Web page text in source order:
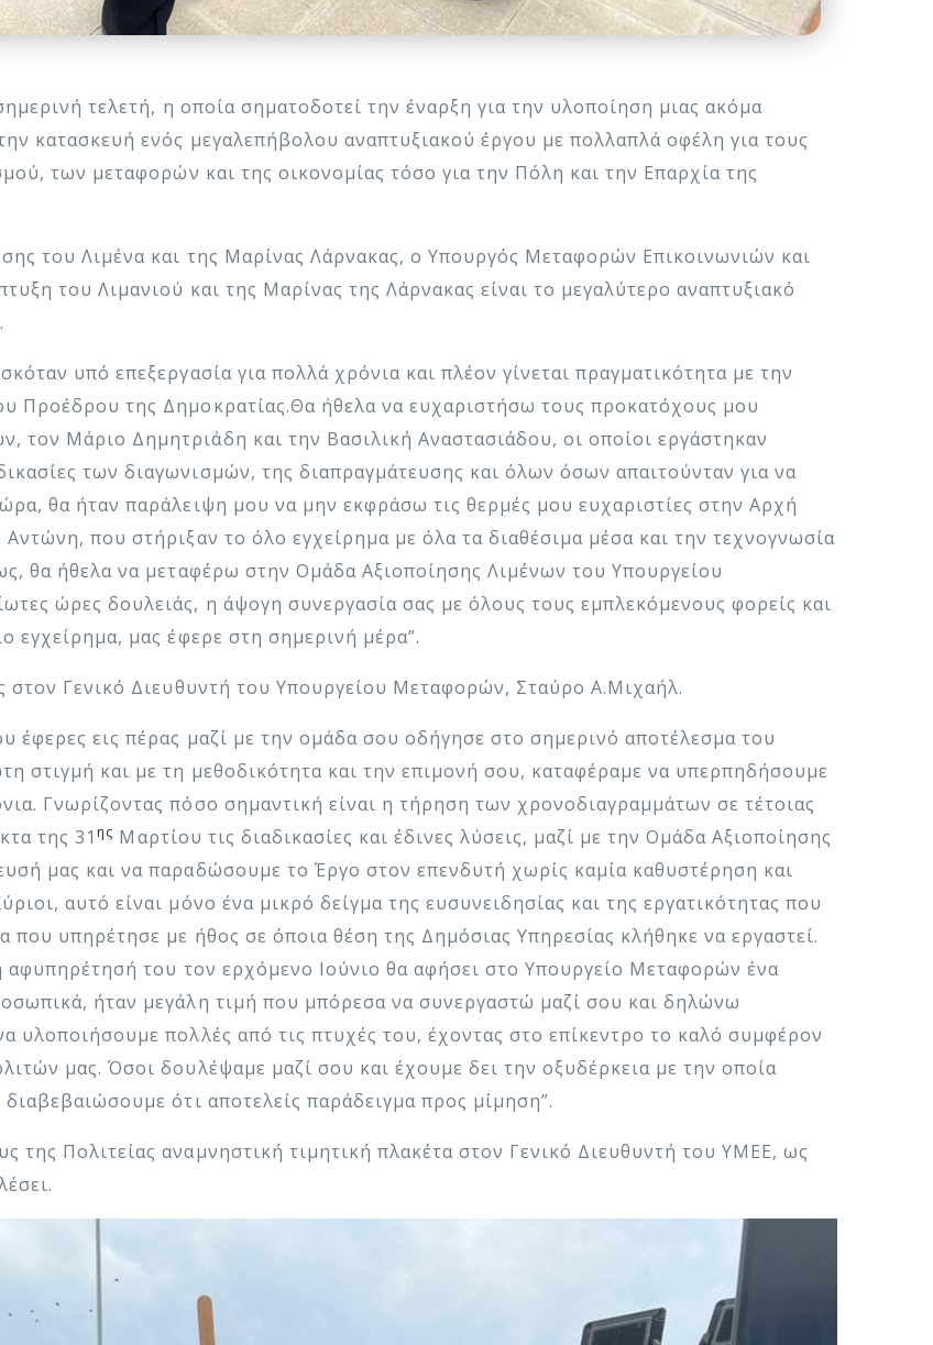
τελετή, η οποία σηματοδοτεί την έναρξη για την υλοποίηση μιας ακόμα
κατασκευή ενός μεγαλεπήβολου αναπτυξιακού έργου με πολλαπλά οφέλη για τους
των μεταφορών και της οικονομίας τόσο για την Πόλη και την Επαρχία της
του Λιμένα και της Μαρίνας Λάρνακας, ο Υπουργός Μεταφορών Επικοινωνιών και
του Λιμανιού και της Μαρίνας της Λάρνακας είναι το μεγαλύτερο αναπτυξιακό
υπό επεξεργασία για πολλά χρόνια και πλέον γίνεται πραγματικότητα με την
Προέδρου της Δημοκρατίας.Θα ήθελα να ευχαριστήσω τους προκατόχους μου
Μάριο Δημητριάδη και την Βασιλική Αναστασιάδου, οι οποίοι εργάστηκαν
των διαγωνισμών, της διαπραγμάτευσης και όλων όσων απαιτούνταν για να
θα ήταν παράλειψη μου να μην εκφράσω τις θερμές μου ευχαριστίες στην Αρχή
που στήριξαν το όλο εγχείρημα με όλα τα διαθέσιμα μέσα και την τεχνογνωσία
θα ήθελα να μεταφέρω στην Ομάδα Αξιοποίησης Λιμένων του Υπουργείου
ώρες δουλειάς, η άψογη συνεργασία σας με όλους τους εμπλεκόμενους φορείς και
εγχείρημα, μας έφερε στη σημερινή μέρα”.
στον Γενικό Διευθυντή του Υπουργείου Μεταφορών, Σταύρο Α.Μιχαήλ.
έφερες εις πέρας μαζί με την ομάδα σου οδήγησε στο σημερινό αποτέλεσμα του
στιγμή και με τη μεθοδικότητα και την επιμονή σου, καταφέραμε να υπερπηδήσουμε
Γνωρίζοντας πόσο σημαντική είναι η τήρηση των χρονοδιαγραμμάτων σε τέτοιας
της 31 ης Μαρτίου τις διαδικασίες και έδινες λύσεις, μαζί με την Ομάδα Αξιοποίησης
μας και να παραδώσουμε το Έργο στον επενδυτή χωρίς καμία καθυστέρηση και
αυτό είναι μόνο ένα μικρό δείγμα της ευσυνειδησίας και της εργατικότητας που
υπηρέτησε με ήθος σε όποια θέση της Δημόσιας Υπηρεσίας κλήθηκε να εργαστεί.
αφυπηρέτησή του τον ερχόμενο Ιούνιο θα αφήσει στο Υπουργείο Μεταφορών ένα
ήταν μεγάλη τιμή που μπόρεσα να συνεργαστώ μαζί σου και δηλώνω
υλοποιήσουμε πολλές από τις πτυχές του, έχοντας στο επίκεντρο το καλό συμφέρον
μας. Όσοι δουλέψαμε μαζί σου και έχουμε δει την οξυδέρκεια με την οποία
ότι αποτελείς παράδειγμα προς μίμηση”.
Πολιτείας αναμνηστική τιμητική πλακέτα στον Γενικό Διευθυντή του ΥΜΕΕ, ως